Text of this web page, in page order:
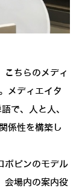
こちらのメディ
メディエイタ
で、人と人、
係性を構築し
ボピンのモデル
会場内の案内役